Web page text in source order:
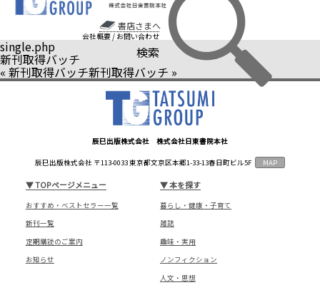
書店さまへ
会社概要 / お問い合わせ
検索
single.php
新刊取得バッチ
« 新刊取得バッチ新刊取得バッチ »
辰巳出版株式会社 株式会社日東書院本社
辰巳出版株式会社 〒113-0033 東京都文京区本郷1-33-13春日町ビル5F MAP
▼TOPページメニュー
おすすめ・ベストセラー一覧
新刊一覧
定期購読のご案内
お知らせ
▼本を探す
暮らし・健康・子育て
雑誌
趣味・実用
ノンフィクション
人文・思想